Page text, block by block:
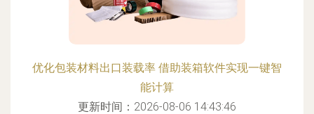
优化包装材料出口装载率 借助装箱软件实现一键智
能计算
更新时间：2026-08-06 14:43:46